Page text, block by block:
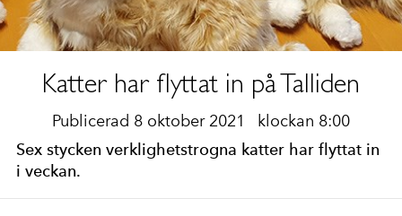
Katter har flyttat in på Talliden
Publicerad 8 oktober 2021 klockan 8:00
Sex stycken verklighetstrogna katter har flyttat in
i veckan.